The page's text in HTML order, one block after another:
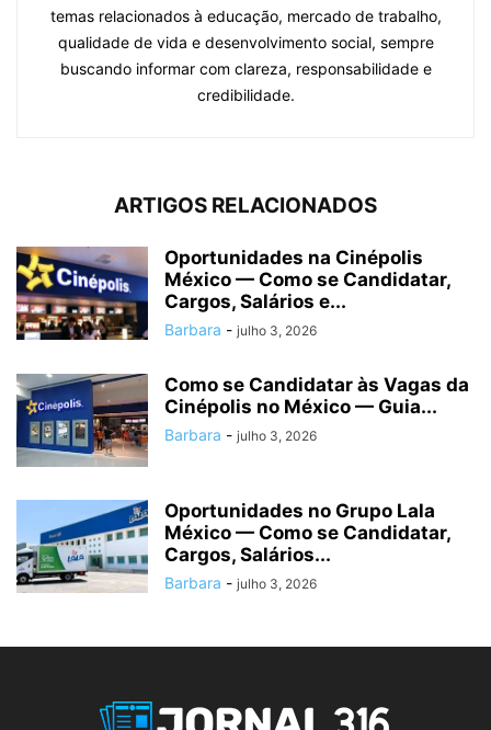
temas relacionados à educação, mercado de trabalho,
qualidade de vida e desenvolvimento social, sempre
buscando informar com clareza, responsabilidade e
credibilidade.
ARTIGOS RELACIONADOS
Oportunidades na Cinépolis
México — Como se Candidatar,
Cargos, Salários e...
Barbara - julho 3, 2026
Como se Candidatar às Vagas da
Cinépolis no México — Guia...
Barbara - julho 3, 2026
Oportunidades no Grupo Lala
México — Como se Candidatar,
Cargos, Salários...
Barbara - julho 3, 2026